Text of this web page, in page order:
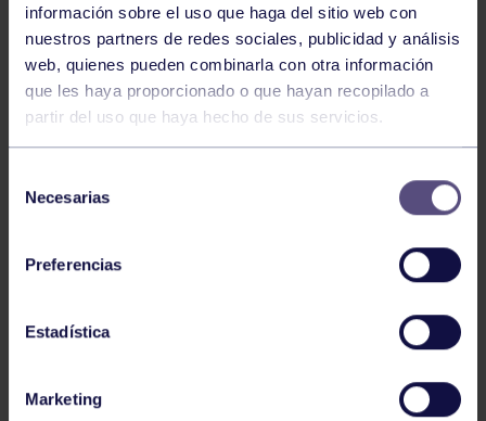
información sobre el uso que haga del sitio web con
nuestros partners de redes sociales, publicidad y análisis
web, quienes pueden combinarla con otra información
que les haya proporcionado o que hayan recopilado a
partir del uso que haya hecho de sus servicios.
Necesarias
Preferencias
Estadística
Marketing
Balonmano 25 May 2026
LEO CARDELI, CONVOCADO CON
Balonmano